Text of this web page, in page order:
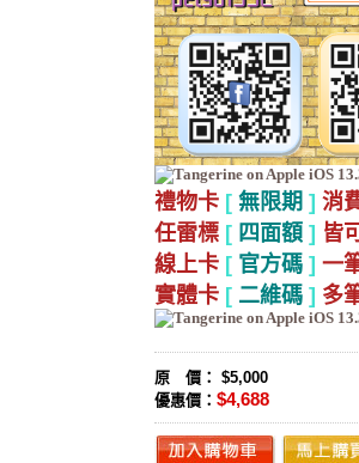
禮物卡 [無限期 ] 消
任雷標 [ 四面額 ] 皆
線上卡 [ 官方碼 ] 一
實體卡 [ 二維碼 ] 多
原 價： $5,000
優惠價：$4,688